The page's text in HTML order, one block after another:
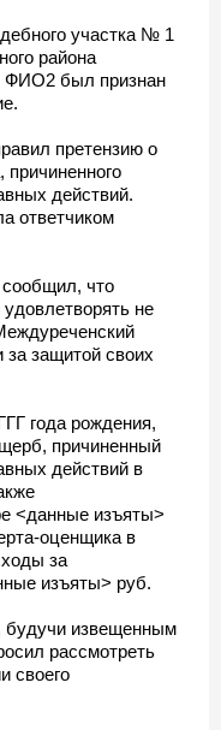
участка № 1
района
ФИО2 был признан
претензию о
действий.
ответчиком
сообщил, что
не
за защитой своих
года рождения,
причиненный
действий в
<данные изъяты>
оценщика в
за
изъяты> руб.
будучи извещенным
рассмотреть
своего